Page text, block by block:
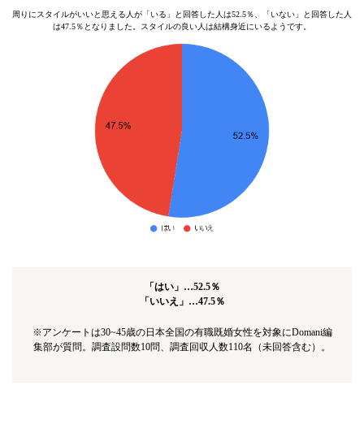
周りにスタイルがいいと思える人が「いる」と回答した人は52.5％、「いない」と回答した人
は47.5％となりました。スタイルの良い人は結構身近にいるようです。
「はい」…52.5％
「いいえ」…47.5％
※アンケートは30~45歳の日本全国の有職既婚女性を対象にDomani編
集部が質問。調査設問数10問、調査回収人数110名（未回答含む）。